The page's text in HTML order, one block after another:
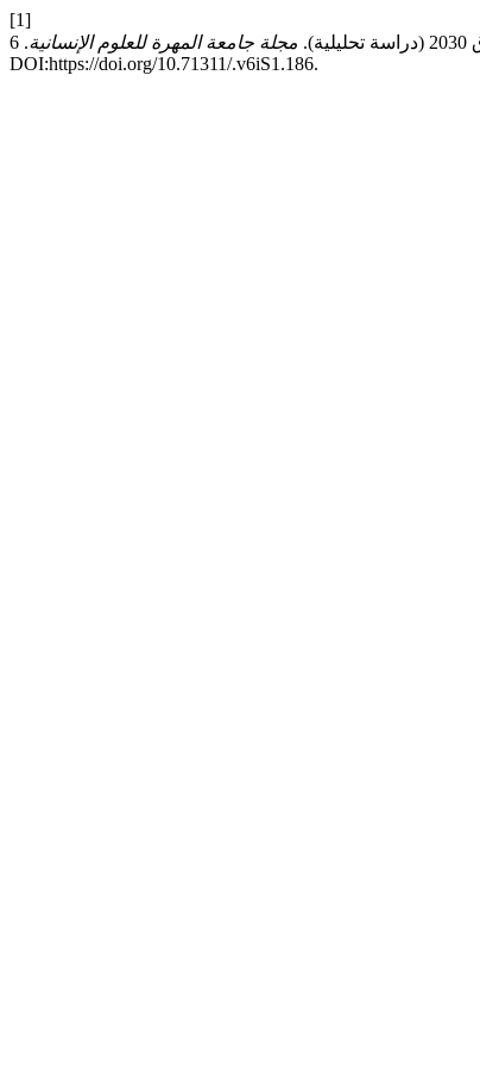
[1]
مجلة جامعة المهرة للعلوم الإنسانية . 6, S1 (2025), 320–342.
DOI:https://doi.org/10.71311/.v6iS1.186.